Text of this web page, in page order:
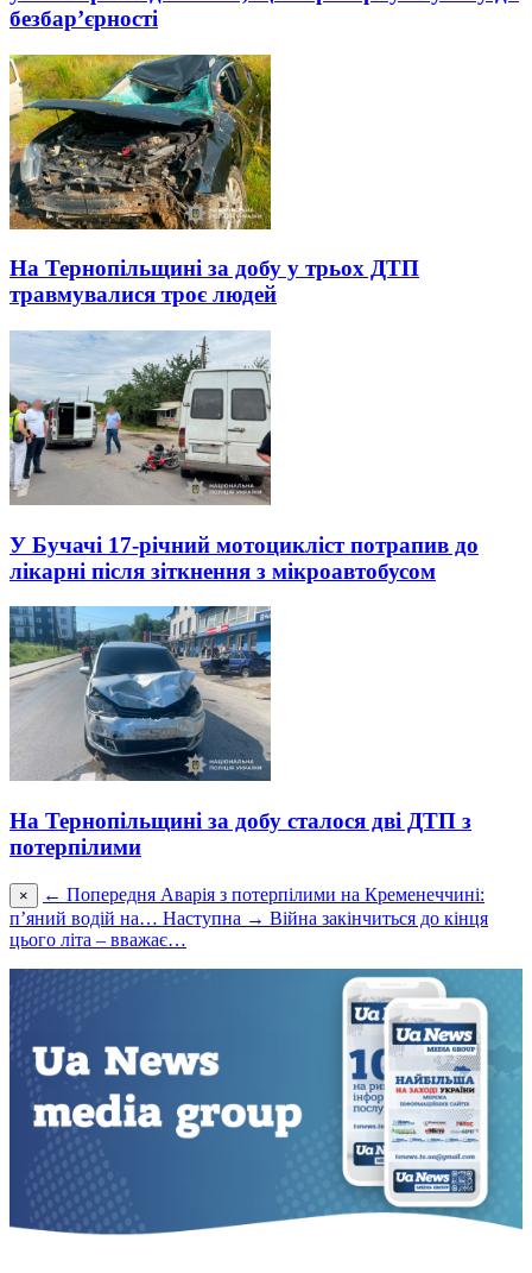
безбар’єрності
На Тернопільщині за добу у трьох ДТП
травмувалися троє людей
У Бучачі 17-річний мотоцикліст потрапив до
лікарні після зіткнення з мікроавтобусом
На Тернопільщині за добу сталося дві ДТП з
потерпілими
× ← Попередня Аварія з потерпілими на Кременеччині:
п’яний водій на… Наступна → Війна закінчиться до кінця
цього літа – вважає…